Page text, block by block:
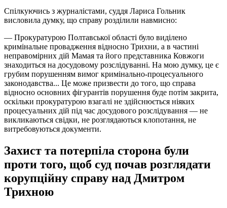
Спілкуючись з журналістами, суддя Лариса Гольник
висловила думку, що справу розділили навмисно:
— Прокуратурою Полтавської області було виділено
кримінальне провадження відносно Трихни, а в частині
неправомірних дій Мамая та його представника Ковжоги
знаходиться на досудовому розслідуванні. На мою думку, це є
грубим порушенням вимог кримінально-процесуального
законодавства... Це може призвести до того, що справа
відносно основних фігурантів порушення буде потім закрита,
оскільки прокуратурою взагалі не здійснюється ніяких
процесуальних дій під час досудового розслідування — не
викликаються свідки, не розглядаються клопотання, не
витребовуються документи.
Захист та потерпіла сторона були
проти того, щоб суд почав розглядати
корупційну справу над Дмитром
Трихною